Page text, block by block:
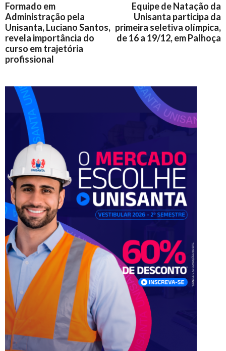
Formado em
Administração pela
Unisanta, Luciano Santos,
revela importância do
curso em trajetória
profissional
Equipe de Natação da
Unisanta participa da
primeira seletiva olímpica,
de 16 a 19/12, em Palhoça